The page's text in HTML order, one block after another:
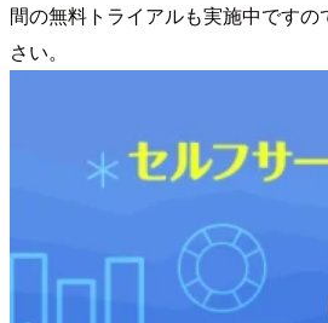
間の無料トライアルも実施中です
さい。